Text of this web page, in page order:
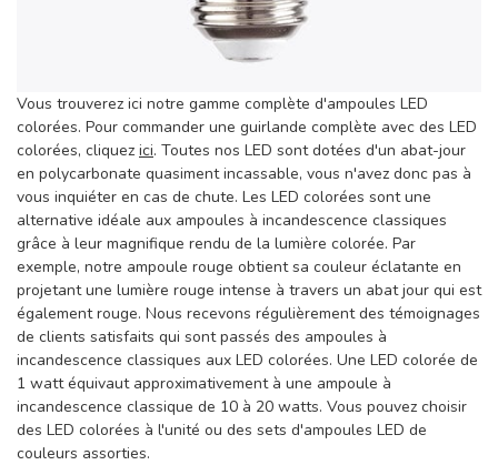
Vous trouverez ici notre gamme complète d'ampoules LED
colorées. Pour commander une guirlande complète avec des LED
colorées, cliquez ici. Toutes nos LED sont dotées d'un abat-jour
en polycarbonate quasiment incassable, vous n'avez donc pas à
vous inquiéter en cas de chute. Les LED colorées sont une
alternative idéale aux ampoules à incandescence classiques
grâce à leur magnifique rendu de la lumière colorée. Par
exemple, notre ampoule rouge obtient sa couleur éclatante en
projetant une lumière rouge intense à travers un abat jour qui est
également rouge. Nous recevons régulièrement des témoignages
de clients satisfaits qui sont passés des ampoules à
incandescence classiques aux LED colorées. Une LED colorée de
1 watt équivaut approximativement à une ampoule à
incandescence classique de 10 à 20 watts. Vous pouvez choisir
des LED colorées à l'unité ou des sets d'ampoules LED de
couleurs assorties.